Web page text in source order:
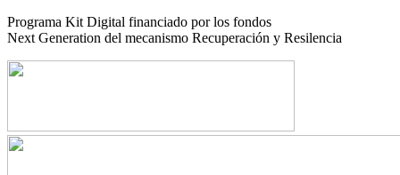
Programa Kit Digital financiado por los fondos
Next Generation del mecanismo Recuperación y Resilencia